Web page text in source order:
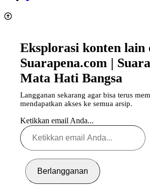
Eksplorasi konten lain
Suarapena.com |
Mata Hati Bangsa
Langganan sekarang agar bisa terus
mendapatkan akses ke semua arsip.
Ketikkan email Anda...
Berlangganan